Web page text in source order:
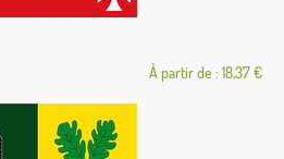
À partir de : 18,37 €